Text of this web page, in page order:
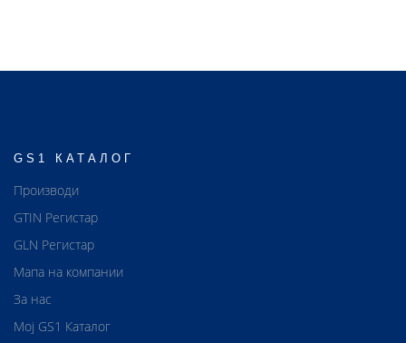
GS1 КАТАЛОГ
Производи
GTIN Регистар
GLN Регистар
Мапа на компании
За нас
Мој GS1 Каталог